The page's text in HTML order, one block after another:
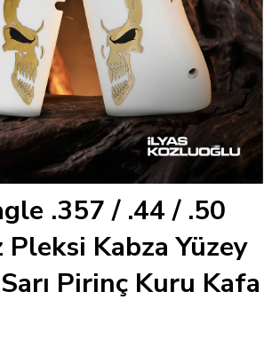
.357 / .44 / .50
Pleksi Kabza Yüzey
Pirinç Kuru Kafa